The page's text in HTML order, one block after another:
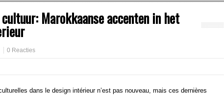
Marokkaanse accenten in het
0 Reacties
dans le design intérieur n’est pas nouveau, mais ces dernières